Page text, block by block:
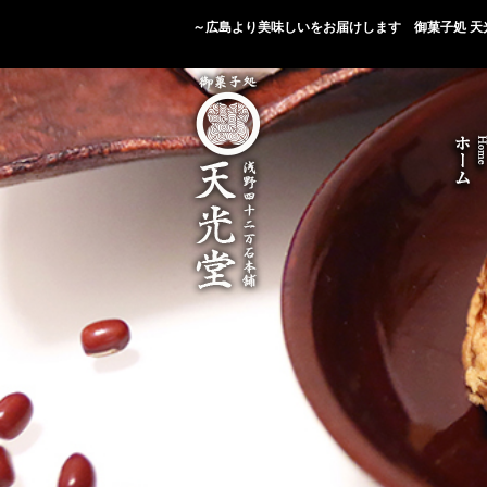
～広島より美味しいをお届けします 御菓子処 天